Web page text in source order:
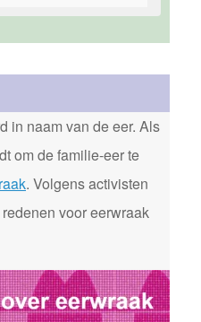
in naam van de eer. Als
om de familie-eer te
. Volgens activisten
voor eerwraak